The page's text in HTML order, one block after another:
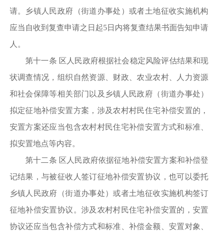
请。乡镇人民政府（街道办事处）或者土地征收实施机构
应当自收到复查申请之日起5日内将复查结果书面告知申请
人。
第十一条 区人民政府根据社会稳定风险评估结果和现
状调查情况，组织自然资源、财政、农业农村、人力资源
和社会保障等相关部门以及乡镇人民政府（街道办事处）
拟定征地补偿安置方案，涉及农村村民住宅补偿安置的，
安置方案还应当包含农村村民住宅补偿安置方式和标准、
拟安置地点等内容。
第十二条 区人民政府依据征地补偿安置方案和补偿登
记结果，与被征收人签订征地补偿安置协议，也可以委托
乡镇人民政府（街道办事处）或者土地征收实施机构签订
征地补偿安置协议。涉及农村村民住宅补偿安置的，安置
协议还应当包含补偿方式和标准、补偿金额、安置对象、